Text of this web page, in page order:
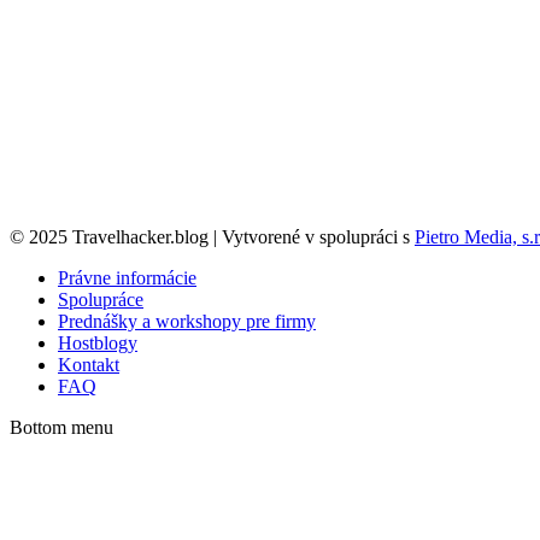
© 2025 Travelhacker.blog | Vytvorené v spolupráci s Pietro Media,
Právne informácie
Spolupráce
Prednášky a workshopy pre firmy
Hostblogy
Kontakt
FAQ
Bottom menu